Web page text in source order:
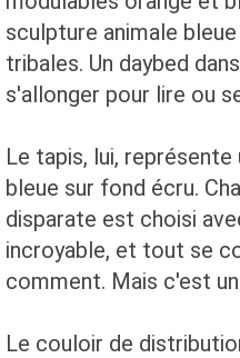
sculpture animale
tribales. Un daybed
s'allonger pour lire ou
Le tapis, lui,
bleue sur fond écru.
disparate est choisi
incroyable, et tout se
comment. Mais c'est
Le couloir de